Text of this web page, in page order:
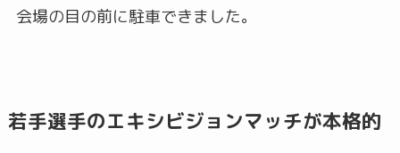
会場の目の前に駐車できました。
若手選手のエキシビジョンマッチが本格的